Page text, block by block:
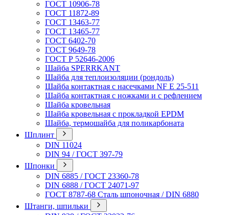
ГОСТ 10906-78
ГОСТ 11872-89
ГОСТ 13463-77
ГОСТ 13465-77
ГОСТ 6402-70
ГОСТ 9649-78
ГОСТ Р 52646-2006
Шайба SPERRKANT
Шайба для теплоизоляции (рондоль)
Шайба контактная с насечками NF E 25-511
Шайба контактная с ножками и с рефлением
Шайба кровельная
Шайба кровельная с прокладкой EPDM
Шайба, термошайба для поликарбоната
Шплинт
DIN 11024
DIN 94 / ГОСТ 397-79
Шпонки
DIN 6885 / ГОСТ 23360-78
DIN 6888 / ГОСТ 24071-97
ГОСТ 8787-68 Сталь шпоночная / DIN 6880
Штанги, шпильки